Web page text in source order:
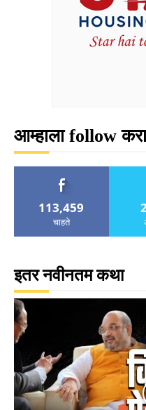
आम्हाला follow करा
113,459
चाहते
इतर नवीनतम कथा